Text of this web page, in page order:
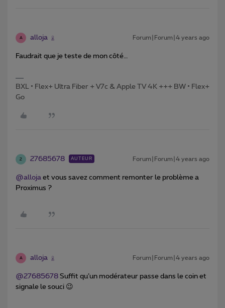
A alloja Forum|Forum|4 years ago
Faudrait que je teste de mon côté…
BXL • Flex+ Ultra Fiber + V7c & Apple TV 4K +++ BW • Flex+
Go
2 27685678 AUTEUR Forum|Forum|4 years ago
@alloja et vous savez comment remonter le problème a
Proximus ?
A alloja Forum|Forum|4 years ago
@27685678 Suffit qu’un modérateur passe dans le coin et
signale le souci 😉